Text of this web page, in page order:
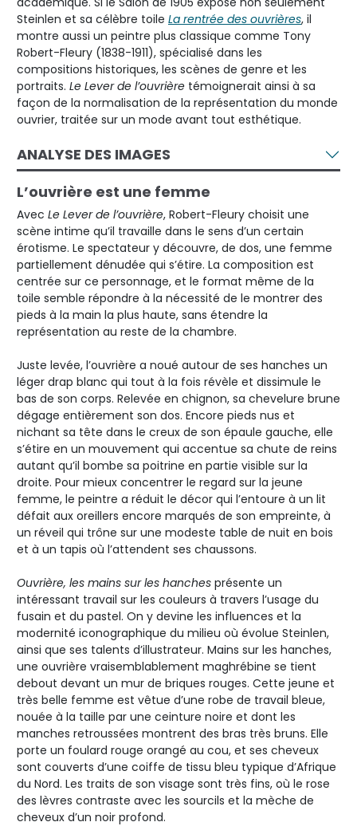
Steinlen et sa célèbre toile La rentrée des ouvrières, il
montre aussi un peintre plus classique comme Tony
Robert-Fleury (1838-1911), spécialisé dans les
compositions historiques, les scènes de genre et les
portraits. Le Lever de l’ouvrière témoignerait ainsi à sa
façon de la normalisation de la représentation du monde
ouvrier, traitée sur un mode avant tout esthétique.
ANALYSE DES IMAGES
L’ouvrière est une femme
Avec Le Lever de l’ouvrière, Robert-Fleury choisit une
scène intime qu’il travaille dans le sens d’un certain
érotisme. Le spectateur y découvre, de dos, une femme
partiellement dénudée qui s’étire. La composition est
centrée sur ce personnage, et le format même de la
toile semble répondre à la nécessité de le montrer des
pieds à la main la plus haute, sans étendre la
représentation au reste de la chambre.
Juste levée, l’ouvrière a noué autour de ses hanches un
léger drap blanc qui tout à la fois révèle et dissimule le
bas de son corps. Relevée en chignon, sa chevelure brune
dégage entièrement son dos. Encore pieds nus et
nichant sa tête dans le creux de son épaule gauche, elle
s’étire en un mouvement qui accentue sa chute de reins
autant qu’il bombe sa poitrine en partie visible sur la
droite. Pour mieux concentrer le regard sur la jeune
femme, le peintre a réduit le décor qui l’entoure à un lit
défait aux oreillers encore marqués de son empreinte, à
un réveil qui trône sur une modeste table de nuit en bois
et à un tapis où l’attendent ses chaussons.
Ouvrière, les mains sur les hanches présente un
intéressant travail sur les couleurs à travers l’usage du
fusain et du pastel. On y devine les influences et la
modernité iconographique du milieu où évolue Steinlen,
ainsi que ses talents d’illustrateur. Mains sur les hanches,
une ouvrière vraisemblablement maghrébine se tient
debout devant un mur de briques rouges. Cette jeune et
très belle femme est vêtue d’une robe de travail bleue,
nouée à la taille par une ceinture noire et dont les
manches retroussées montrent des bras très bruns. Elle
porte un foulard rouge orangé au cou, et ses cheveux
sont couverts d’une coiffe de tissu bleu typique d’Afrique
du Nord. Les traits de son visage sont très fins, où le rose
des lèvres contraste avec les sourcils et la mèche de
cheveux d’un noir profond.